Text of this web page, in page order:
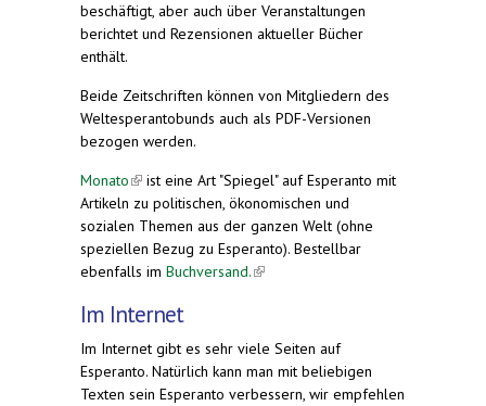
beschäftigt, aber auch über Veranstaltungen
berichtet und Rezensionen aktueller Bücher
enthält.
Beide Zeitschriften können von Mitgliedern des
Weltesperantobunds auch als PDF-Versionen
bezogen werden.
Monato(link is external)
ist eine Art "Spiegel" auf Esperanto mit
Artikeln zu politischen, ökonomischen und
sozialen Themen aus der ganzen Welt (ohne
speziellen Bezug zu Esperanto). Bestellbar
ebenfalls im Buchversand.(link is external)
Im Internet
Im Internet gibt es sehr viele Seiten auf
Esperanto. Natürlich kann man mit beliebigen
Texten sein Esperanto verbessern, wir empfehlen